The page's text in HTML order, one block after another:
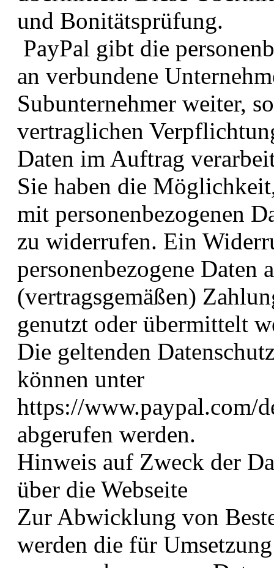
und Bonitätsprüfung.
PayPal gibt die
an verbundene
Subunternehmer weiter,
vertraglichen
Daten im Auftrag
Sie haben die
mit personenbezogenen
zu widerrufen. Ein
personenbezogene Daten
(vertragsgemäßen)
genutzt oder übermittelt
Die geltenden
können unter
https://www.paypal.com/
abgerufen werden.
Hinweis auf Zweck der
über die Webseite
Zur Abwicklung von
werden die für